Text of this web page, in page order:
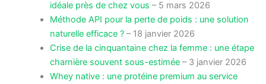
idéale près de chez vous – 5 mars 2026
Méthode API pour la perte de poids : une solution
naturelle efficace ?– 18 janvier 2026
Crise de la cinquantaine chez la femme : une étape
charnière souvent sous-estimée– 3 janvier 2026
Whey native : une protéine premium au service